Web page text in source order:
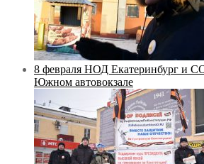
8 февраля НОД Екатеринбург и
Южном автовокзале